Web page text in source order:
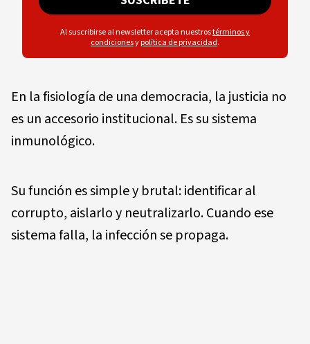
Al suscribirse al newsletter acepta nuestrostérminos y
condicionesypolítica de privacidad.
En la fisiología de una democracia, la justicia no
es un accesorio institucional. Es su sistema
inmunológico.
Su función es simple y brutal: identificar al
corrupto, aislarlo y neutralizarlo. Cuando ese
sistema falla, la infección se propaga.